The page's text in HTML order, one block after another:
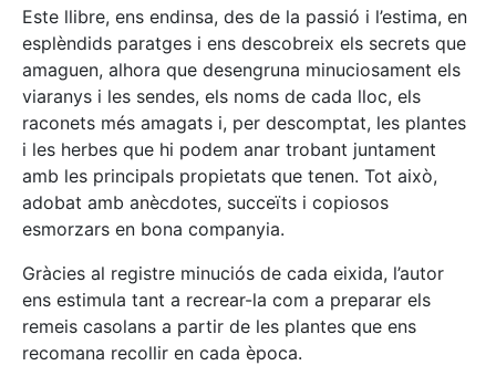
Este llibre, ens endinsa, des de la passió i l’estima, en
esplèndids paratges i ens descobreix els secrets que
amaguen, alhora que desengruna minuciosament els
viaranys i les sendes, els noms de cada lloc, els
raconets més amagats i, per descomptat, les plantes
i les herbes que hi podem anar trobant juntament
amb les principals propietats que tenen. Tot això,
adobat amb anècdotes, succeïts i copiosos
esmorzars en bona companyia.
Gràcies al registre minuciós de cada eixida, l’autor
ens estimula tant a recrear-la com a preparar els
remeis casolans a partir de les plantes que ens
recomana recollir en cada època.